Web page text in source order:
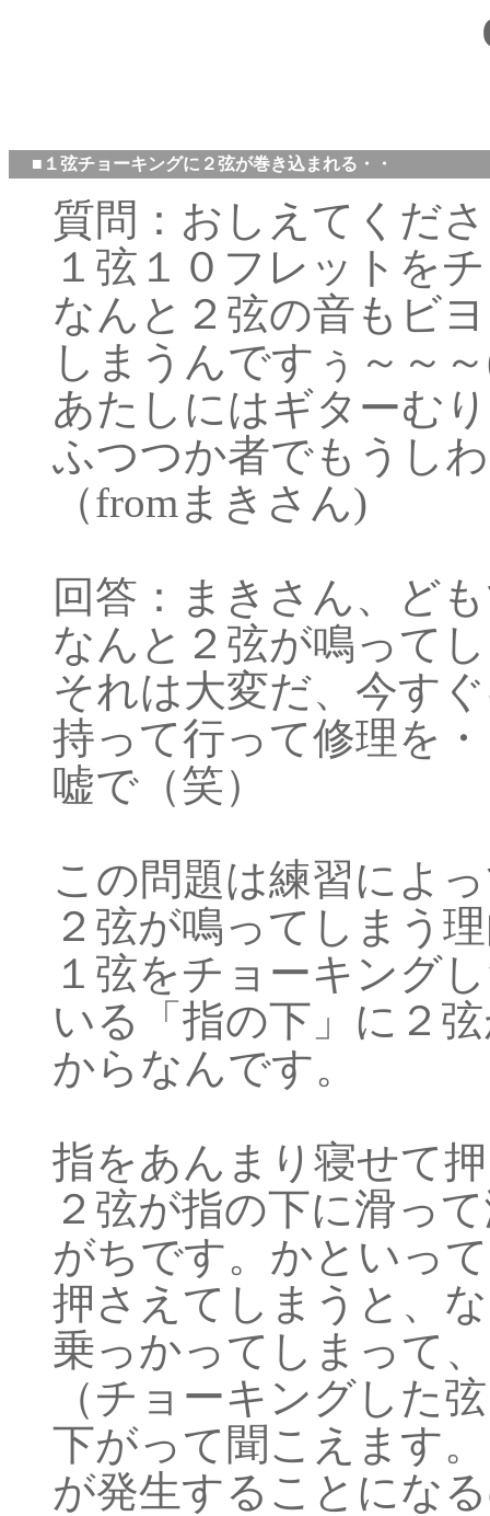
■１弦チョーキングに２弦が巻き込まれる・・
質問：おしえてくだ
１弦１０フレットを
なんと２弦の音もビ
しまうんですぅ～～
あたしにはギターむ
ふつつか者でもうし
（fromまきさん)
回答：まきさん、ど
なんと２弦が鳴って
それは大変だ、今す
持って行って修理を
嘘で（笑）
この問題は練習によ
２弦が鳴ってしまう
１弦をチョーキング
いる「指の下」に２
からなんです。
指をあんまり寝せて
２弦が指の下に滑っ
がちです。かといっ
押さえてしまうと、
乗っかってしまって
（チョーキングした
下がって聞こえます
が発生することにな